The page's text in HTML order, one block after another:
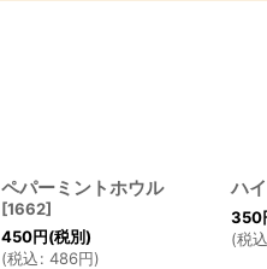
ペパーミントホウル
[1662]
450円(税別)
(税込: 486円)
ハ
350
(税込